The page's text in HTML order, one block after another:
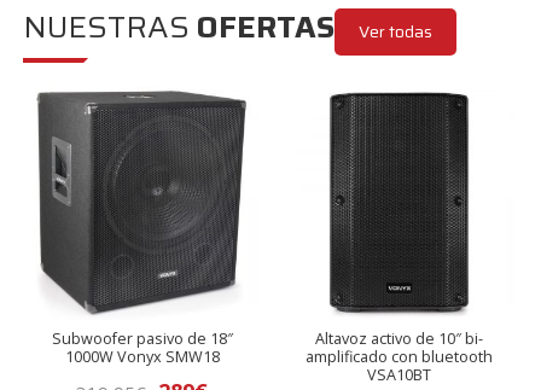
NUESTRAS OFERTAS Ver todas
Subwoofer pasivo de 18″
1000W Vonyx SMW18
Altavoz activo de 10″ bi-
amplificado con bluetooth
VSA10BT